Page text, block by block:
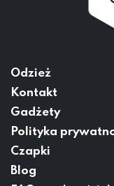
Odzież
Kontakt
Gadżety
Polityka
Czapki
Blog